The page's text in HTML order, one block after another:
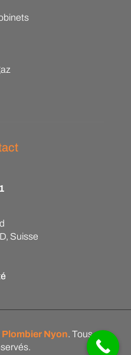
Suisse
Plombier Nyon. Tous